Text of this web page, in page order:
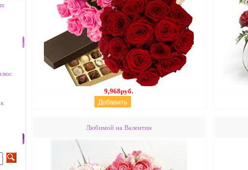
9,968руб.
Любимой на Валентин